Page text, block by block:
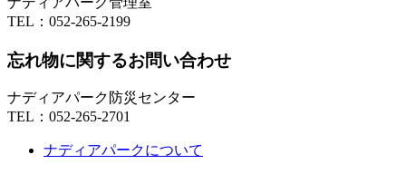
TEL： 052-265-2199
忘れ物に関するお問い合わせ
ナディアパーク防災センター
TEL： 052-265-2701
ナディアパークについて